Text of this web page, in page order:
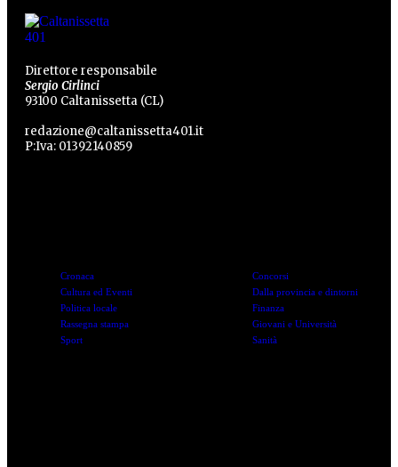
Direttore responsabile
Sergio Cirlinci
93100 Caltanissetta (CL)
redazione@caltanissetta401.it
P:Iva: 01392140859
Cronaca
Cultura ed Eventi
Politica locale
Rassegna stampa
Sport
Concorsi
Dalla provincia e dintorni
Finanza
Giovani e Università
Sanità